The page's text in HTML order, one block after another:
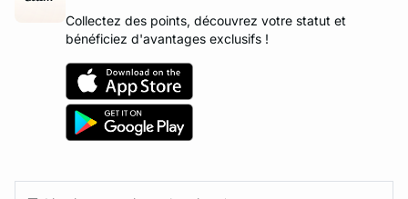
Collectez des points, découvrez votre statut et
bénéficiez d'avantages exclusifs !